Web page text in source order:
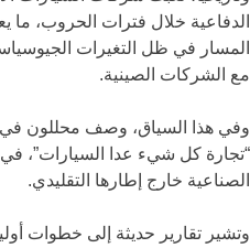
الدفاعية خلال فترات الحروب، ما
المسار في ظل التغيرات
مع الشركات الصينية.
وفي هذا السياق، وصف محللون في
“تجارة كل شيء عدا السيارات”،
الصناعية خارج إطارها التقليدي.
وتشير تقارير حديثة إلى خطوات